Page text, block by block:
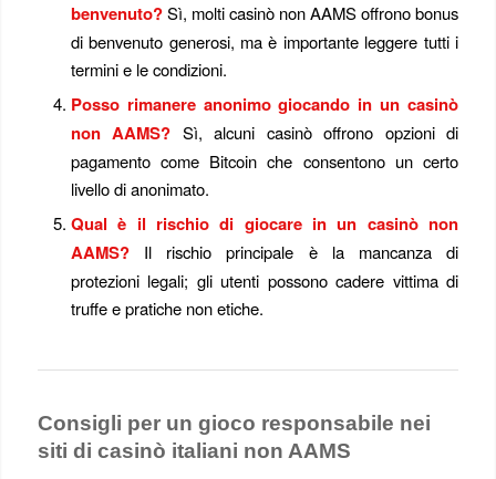
benvenuto?Sì, molti casinò non AAMS offrono bonus
di benvenuto generosi, ma è importante leggere tutti i
termini e le condizioni.
Posso rimanere anonimo giocando in un casinò
non AAMS? Sì, alcuni casinò offrono opzioni di
pagamento come Bitcoin che consentono un certo
livello di anonimato.
Qual è il rischio di giocare in un casinò non
AAMS?Il rischio principale è la mancanza di
protezioni legali; gli utenti possono cadere vittima di
truffe e pratiche non etiche.
Consigli per un gioco responsabile nei
siti di casinò italiani non AAMS